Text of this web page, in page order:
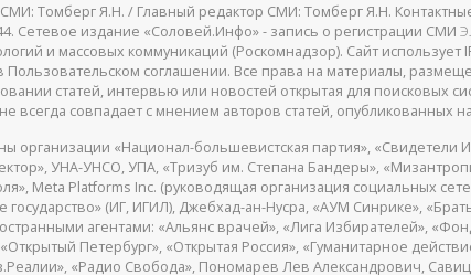
Томберг Я.Н. / Главный редактор СМИ: Томберг Я.Н.
44. Сетевое издание «Соловей.Инфо» - запись о регистрации СМИ
и массовых коммуникаций (Роскомнадзор). Сайт использует
соглашении. Все права на материалы,
статей, интервью или новостей открытая для поисковых
всегда совпадает с мнением авторов статей, опубликованных
организации «Национал-большевистская партия»,
УНА-УНСО, УПА, «Тризуб им. Степана Бандеры»,
Meta Platforms Inc. (руководящая организация социальных
(ИГ, ИГИЛ), Джебхад-ан-Нусра, «АУМ Синрике»,
агентами: «Альянс врачей», «Лига Избирателей»,
Петербург», «Открытая Россия», «Гуманитарное
«Радио Свобода», Пономарев Лев Александрович,